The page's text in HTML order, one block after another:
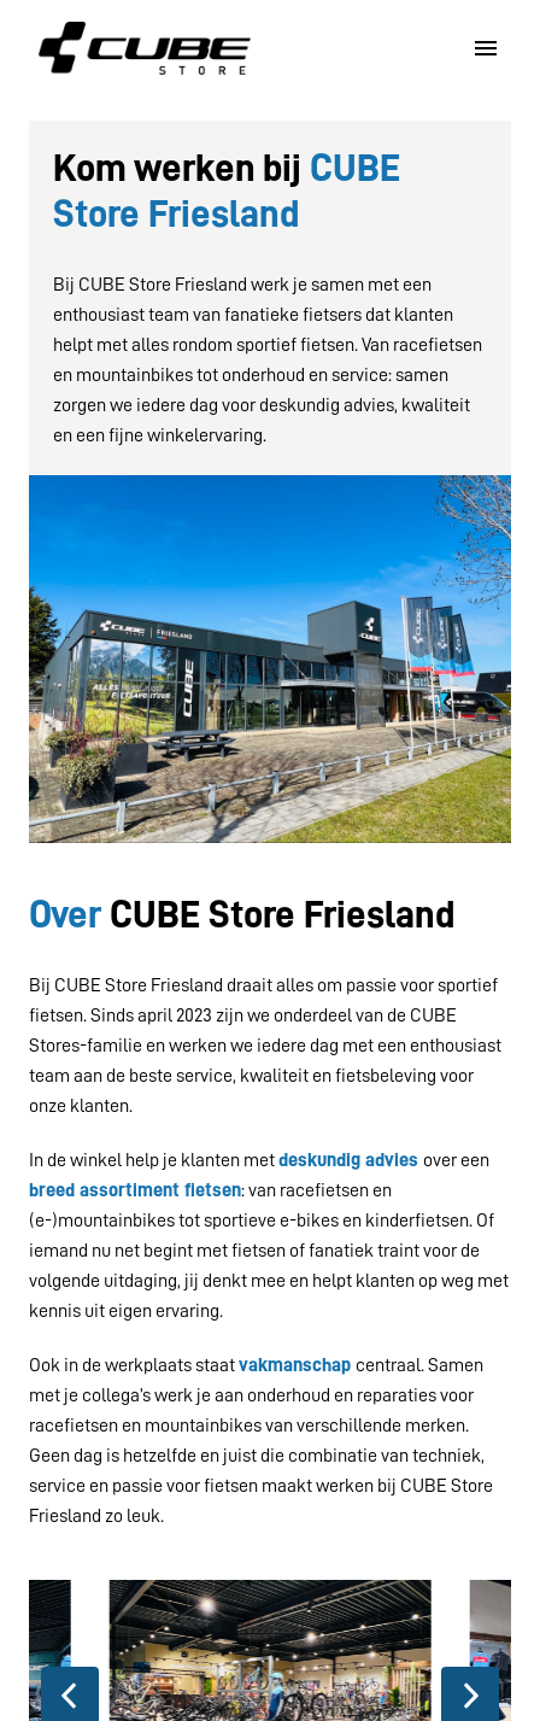
content
Homepagina
Kom werken bij CUBE
Store Friesland
Bij CUBE Store Friesland werk je samen met een
enthousiast team van fanatieke fietsers dat klanten
helpt met alles rondom sportief fietsen. Van racefietsen
en mountainbikes tot onderhoud en service: samen
zorgen we iedere dag voor deskundig advies, kwaliteit
en een fijne winkelervaring.
Over CUBE Store Friesland
Bij CUBE Store Friesland draait alles om passie voor sportief
fietsen. Sinds april 2023 zijn we onderdeel van de CUBE
Stores-familie en werken we iedere dag met een enthousiast
team aan de beste service, kwaliteit en fietsbeleving voor
onze klanten.
In de winkel help je klanten met deskundig advies
breed assortiment fietsen: van racefietsen en
(e-)mountainbikes tot sportieve e-bikes en kinderfietsen. Of
iemand nu net begint met fietsen of fanatiek traint voor de
volgende uitdaging, jij denkt mee en helpt klanten op weg met
kennis uit eigen ervaring.
Ook in de werkplaats staat vakmanschap centraal. Samen
met je collega’s werk je aan onderhoud en reparaties voor
racefietsen en mountainbikes van verschillende merken.
Geen dag is hetzelfde en juist die combinatie van techniek,
service en passie voor fietsen maakt werken bij CUBE Store
Friesland zo leuk.